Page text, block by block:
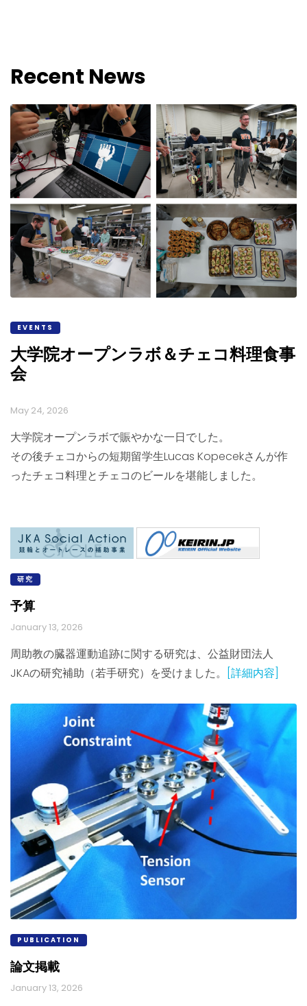
Recent News
EVENTS
大学院オープンラボ＆チェコ料理食事
会
May 24, 2026
大学院オープンラボで賑やかな一日でした。
その後チェコからの短期留学生Lucas Kopecekさんが作
ったチェコ料理とチェコのビールを堪能しました。
研究
予算
January 13, 2026
周助教の臓器運動追跡に関する研究は、公益財団法人
JKAの研究補助（若手研究）を受けました。
[詳細内容]
PUBLICATION
論文掲載
January 13, 2026